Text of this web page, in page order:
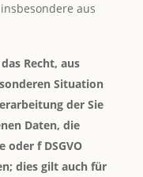
aus
Recht, aus
Situation
der Sie
Daten, die
oder f DSGVO
dies gilt auch für